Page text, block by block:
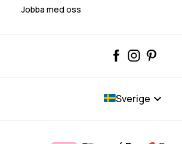
Jobba med oss
Sverige